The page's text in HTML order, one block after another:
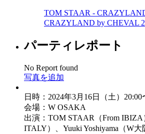
TOM STAAR -
CRAZYLAND by CHEVAL 2
パーティレポート
No Report found
写真を追加
日時：2024年3月16日（土）20:00
会場：W OSAKA
出演：TOM STAAR（From
ITALY）、Yuuki Yoshiyama（W大